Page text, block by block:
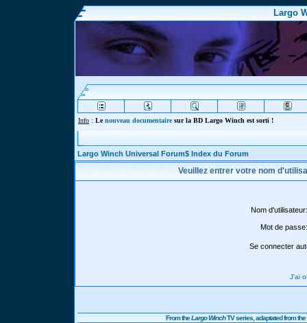
Largo
Info : Lenouveau documentairesur la BD Largo Winch est sorti !
Largo Winch Universal Forum$ Index du Forum
Veuillez entrer votre nom
Nom d'utilisateur:
Mot de passe:
Se connecter
J'ai
From theLargo WinchTV series, adaptated from